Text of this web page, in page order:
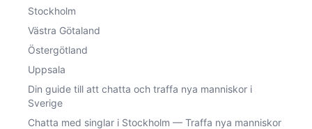
Stockholm
Västra Götaland
Östergötland
Uppsala
Din guide till att chatta och traffa nya manniskor i
Sverige
Chatta med singlar i Stockholm — Traffa nya manniskor